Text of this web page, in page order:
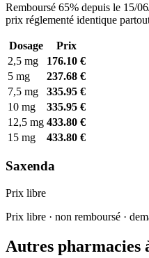
Remboursé 65% depuis le 15/
prix réglementé identique
Dosage
Prix
2,5 mg
176.10 €
5 mg
237.68 €
7,5 mg
335.95 €
10 mg
335.95 €
12,5 mg 433.80 €
15 mg
433.80 €
Saxenda
Prix libre
Prix libre · non remboursé ·
Autres pharmacies